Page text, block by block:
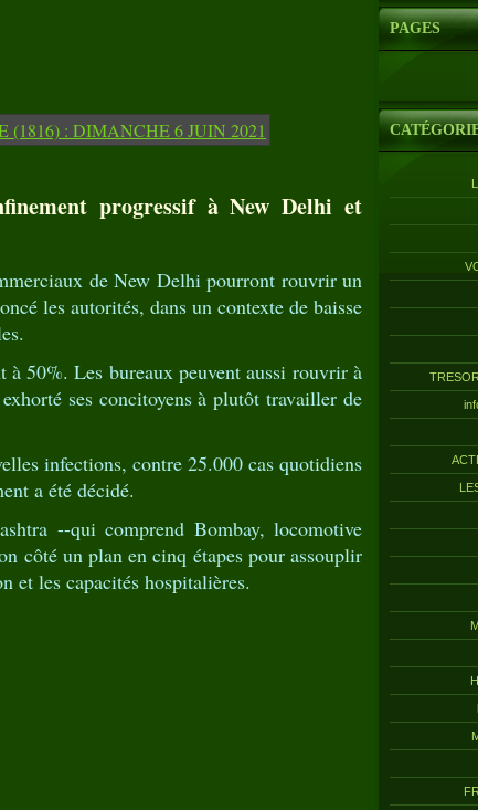
progressif à New Delhi et
de New Delhi pourront rouvrir un
les autorités, dans un contexte de baisse
50%. Les bureaux peuvent aussi rouvrir à
ses concitoyens à plutôt travailler de
infections, contre 25.000 cas quotidiens
a été décidé.
--qui comprend Bombay, locomotive
côté un plan en cinq étapes pour assouplir
et les capacités hospitalières.
PAGES